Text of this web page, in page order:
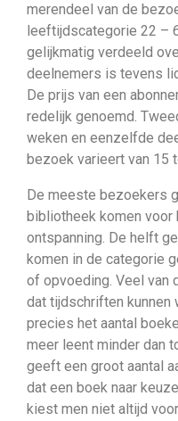
merendeel van de
leeftijdscategorie 22 –
gelijkmatig verdeeld
deelnemers is tevens
De prijs van een
redelijk genoemd.
weken en eenzelfde
bezoek varieert van 15
De meeste bezoekers
bibliotheek komen voor
ontspanning. De helft
komen in de categorie
of opvoeding. Veel van
dat tijdschriften kunnen
precies het aantal
meer leent minder dan
geeft een groot aantal
dat een boek naar
kiest men niet altijd